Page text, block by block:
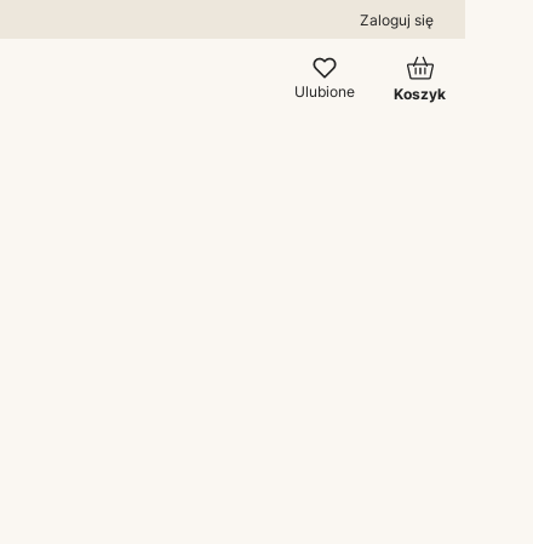
Zaloguj się
Ulubione
Produkty w
Koszyk